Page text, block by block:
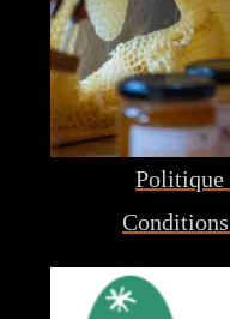
Politique